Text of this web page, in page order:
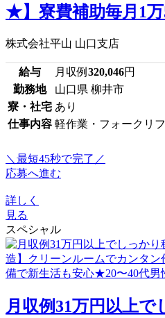
★】寮費補助毎月1万
株式会社平山 山口支店
給与 月収例 320,046円
勤務地
山口県 柳井市
寮・社宅 あり
仕事内容 軽作業・フォークリ
＼最短45秒で完了／
応募へ進む
詳しく
見る
スペシャル
月収例31万円以上で